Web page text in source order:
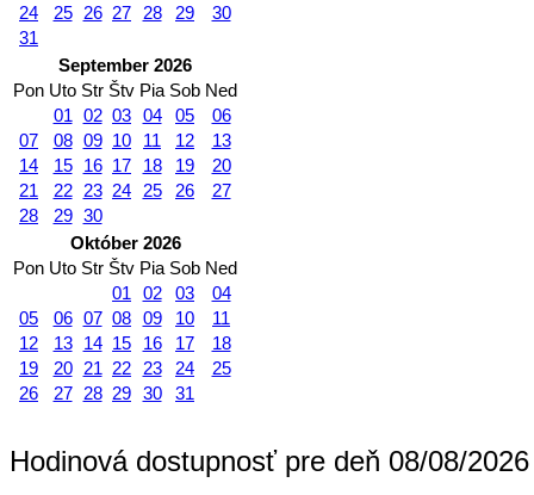
24
25 26 27 28 29
30
31
September 2026
Pon Uto Str Štv Pia Sob Ned
01 02 03 04 05
06
07
08 09 10 11 12
13
14
15 16 17 18 19
20
21
22 23 24 25 26
27
28
29 30
Október 2026
Pon Uto Str Štv Pia Sob Ned
01
02 03
04
05
06 07 08 09 10
11
12
13 14 15 16 17
18
19
20 21 22 23 24
25
26
27 28 29 30 31
Hodinová dostupnosť pre deň 08/08/2026